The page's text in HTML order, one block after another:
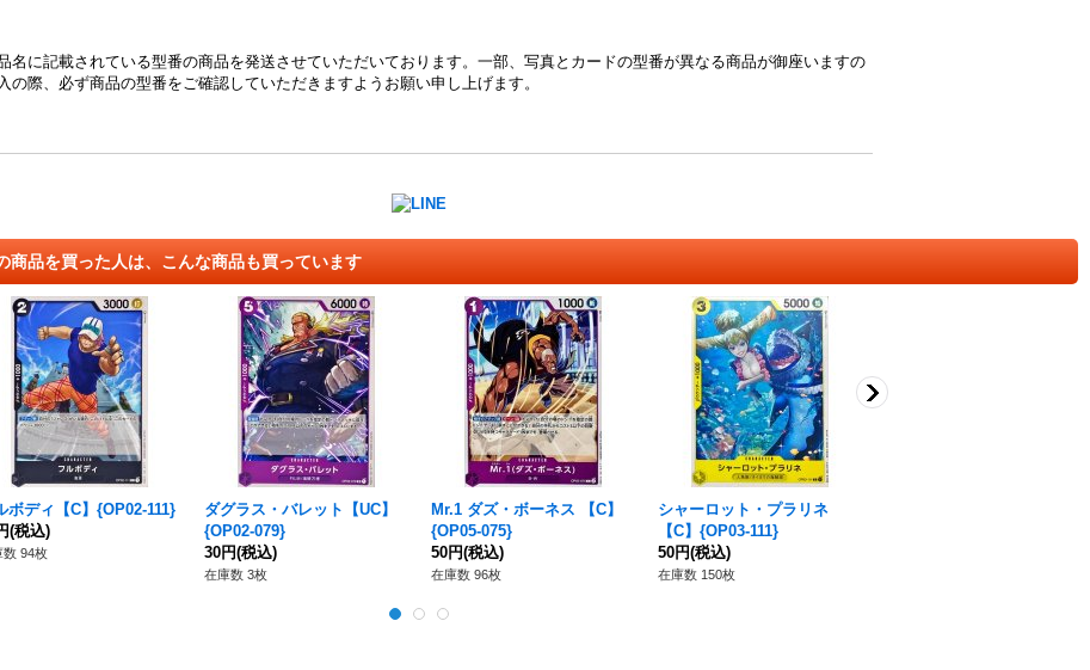
名に記載されている型番の商品を発送させていただいております。一部、写真とカードの型番が異なる商品が御座いますの
の際、必ず商品の型番をご確認していただきますようお願い申し上げます。
商品を買った人は、こんな商品も買っています
ボディ【C】{OP02-111}
(税込)
数 94枚
ダグラス・バレット【UC】
{OP02-079}
30円(税込)
在庫数 3枚
Mr.1 ダズ・ボーネス 【C】
{OP05-075}
50円(税込)
在庫数 96枚
シャーロット・プラリネ
【C】{OP03-111}
50円(税込)
在庫数 150枚